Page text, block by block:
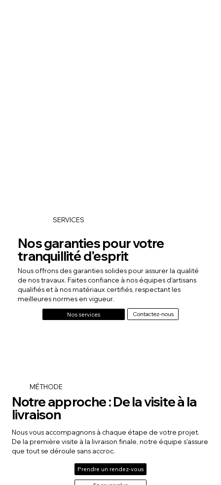
MÉTHODE
Notre approche : De la visite à la
livraison
Nous vous accompagnons à chaque étape de votre projet.
De la première visite à la livraison finale, notre équipe s'assure
que tout se déroule sans accroc.
Prendre un rendez-vous
SERVICES
Nos garanties pour votre
tranquillité d'esprit
Nous offrons des garanties solides pour assurer la qualité
de nos travaux. Faites confiance à nos équipes d’artisans
qualifiés et à nos matériaux certifiés, respectant les
meilleures normes en vigueur.
Nos services Contactez-nous